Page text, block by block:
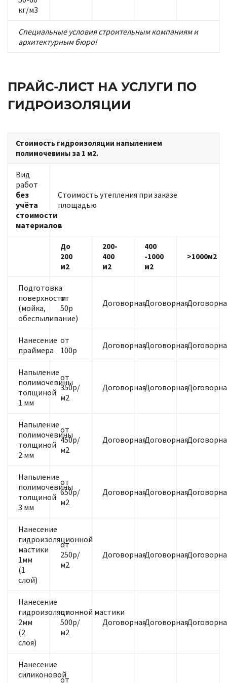
кг/м3
Специальные условия строительным компаниям и
архитектурным бюро!
ПРАЙС-ЛИСТ НА УСЛУГИ ПО
ГИДРОИЗОЛЯЦИИ
Стоимость гидроизоляции напылением
полимочевины за 1 м2.
Вид
работ
без
учёта
стоимости
материалов
Стоимость утепления при заказе
площадью
До
200
м2
200-
400
м2
400
-1000
м2
>1000м2
Подготовка
поверхности
(мойка,
обеспыливание)
от
50р
ДоговорнаяДоговорная
Нанесение
праймера
от
100р
ДоговорнаяДоговорная
Напыление
полимочевины
толщиной
1 мм
от
350р/
м2
ДоговорнаяДоговорная
Напыление
полимочевины
толщиной
2 мм
от
450р/
м2
ДоговорнаяДоговорная
Напыление
полимочевины
толщиной
3 мм
от
650р/
м2
ДоговорнаяДоговорная
Нанесение
гидроизоляционной
мастики
1мм
(1
слой)
от
250р/
м2
ДоговорнаяДоговорная
Нанесение
гидроизоляционной мастики
2мм
(2
слоя)
от
500р/
м2
ДоговорнаяДоговорная
Нанесение
силиконовой
от